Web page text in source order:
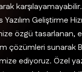
karşılayamayabilir.
Geliştirme
özgü tasarlanan,
çözümleri sunarak
ediyoruz. Özel